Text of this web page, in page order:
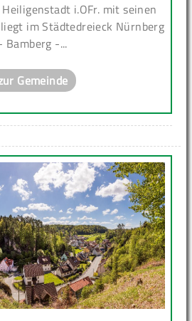
i.OFr. mit seinen
im Städtedreieck Nürnberg
Bamberg -...
Gemeinde